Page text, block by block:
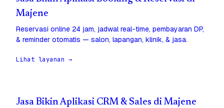
Majene
Reservasi online 24 jam, jadwal real-time, pembayaran DP,
& reminder otomatis — salon, lapangan, klinik, & jasa.
Lihat layanan →
Jasa Bikin Aplikasi CRM & Sales di Majene